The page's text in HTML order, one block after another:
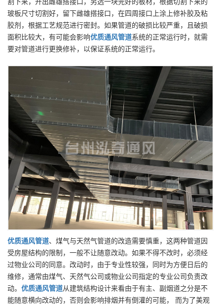
割下来，开出雌雄搭接口，另选一块完好的板材，根据切割下来的
玻板尺寸切割好，留下雌雄搭接口，在四周接口上涂上修补胶及粘
胶剂，根据工艺规范进行密封。如果管道的破损比较严重，且破损
面积比较大，有可能会影响优质通风管道系统的正常运行时，就需
要对管道进行更换修补，以保证系统的正常运行。
优质通风管道、煤气与天然气管道的改造需要慎重，这两种管道因
受房屋结构的限制，一般不让随意改动。如果不得不改时，必须经
过物业公司的同意。改动时，由于专业性较强，同时为方便日后的
维修，通常由煤气、天然气公司或物业公司指定的专业公司负责改
动。 优质通风管道从建筑结构设计来看由于有主、副烟道之分是不
能随意横向改动的，否则会影响排烟并有倒灌的可能， 而为了美观